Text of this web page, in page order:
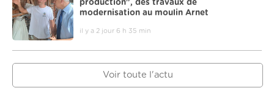
production", des travaux de
modernisation au moulin Arnet
il y a 2 jour 6 h 35 min
Voir toute l'actu